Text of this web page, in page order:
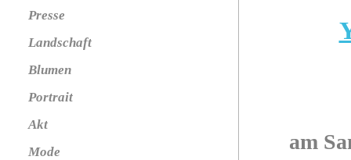
Presse
Landschaft
Blumen
Portrait
Akt
Mode
am